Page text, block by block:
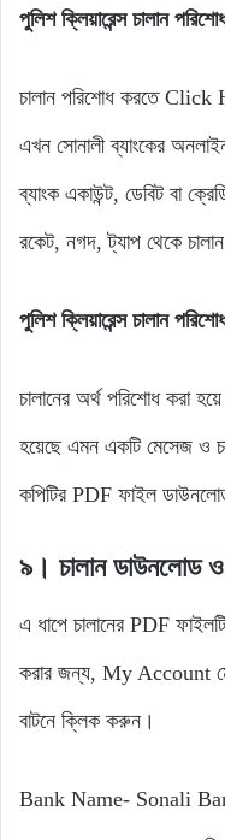
পুলিশ ক্লিয়ারেন্স চালান
চালান পরিশোধ করতে
এখন সোনালী ব্যাংকের
ব্যাংক একাউন্ট, ডেবিট বা
রকেট, নগদ, ট্যাপ থেকে
পুলিশ ক্লিয়ারেন্স চালান
চালানের অর্থ পরিশোধ করা
হয়েছে এমন একটি মেসেজ ও
কপিটির PDF ফাইল
৯। চালান
এ ধাপে চালানের PDF
করার জন্য, My Account
বাটনে ক্লিক করুন।
Bank Name- Sonali